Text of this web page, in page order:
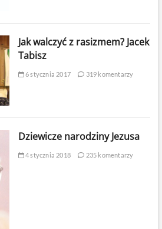
Jak walczyć z rasizmem? Jacek
Tabisz
6 stycznia 2017 319 komentarzy
Dziewicze narodziny Jezusa
4 stycznia 2018 235 komentarzy